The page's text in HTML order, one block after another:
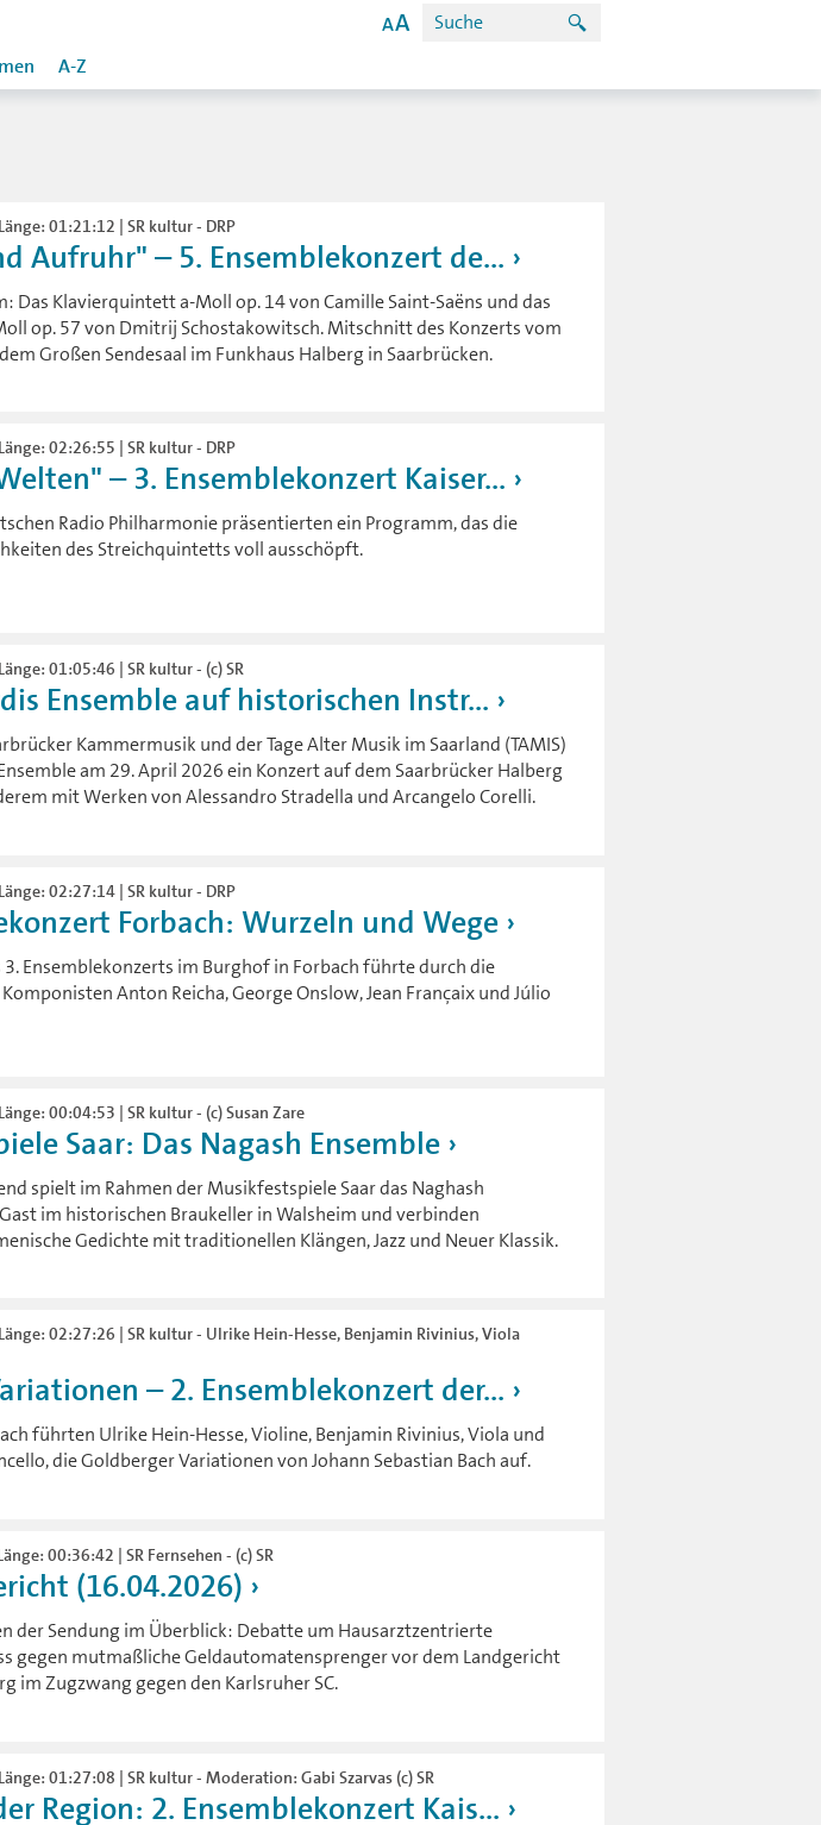
A-Z
01:21:12 | SR kultur - DRP
Aufruhr" – 5. Ensemblekonzert de...
Das Klavierquintett a-Moll op. 14 von Camille Saint-Saëns und das
op. 57 von Dmitrij Schostakowitsch. Mitschnitt des Konzerts vom
Großen Sendesaal im Funkhaus Halberg in Saarbrücken.
02:26:55 | SR kultur - DRP
– 3. Ensemblekonzert Kaiser...
Radio Philharmonie präsentierten ein Programm, das die
des Streichquintetts voll ausschöpft.
01:05:46 | SR kultur - (c) SR
Ensemble auf historischen Instr...
Kammermusik und der Tage Alter Musik im Saarland (TAMIS)
am 29. April 2026 ein Konzert auf dem Saarbrücker Halberg
mit Werken von Alessandro Stradella und Arcangelo Corelli.
02:27:14 | SR kultur - DRP
Forbach: Wurzeln und Wege
3. Ensemblekonzerts im Burghof in Forbach führte durch die
Anton Reicha, George Onslow, Jean Françaix und Júlio
00:04:53 | SR kultur - (c) Susan Zare
Saar: Das Nagash Ensemble
spielt im Rahmen der Musikfestspiele Saar das Naghash
im historischen Braukeller in Walsheim und verbinden
Gedichte mit traditionellen Klängen, Jazz und Neuer Klassik.
02:27:26 | SR kultur - Ulrike Hein-Hesse, Benjamin Rivinius, Viola
– 2. Ensemblekonzert der...
führten Ulrike Hein-Hesse, Violine, Benjamin Rivinius, Viola und
die Goldberger Variationen von Johann Sebastian Bach auf.
00:36:42 | SR Fernsehen - (c) SR
(16.04.2026)
der Sendung im Überblick: Debatte um Hausarztzentrierte
gegen mutmaßliche Geldautomatensprenger vor dem Landgericht
im Zugzwang gegen den Karlsruher SC.
01:27:08 | SR kultur - Moderation: Gabi Szarvas (c) SR
Region: 2. Ensemblekonzert Kais...